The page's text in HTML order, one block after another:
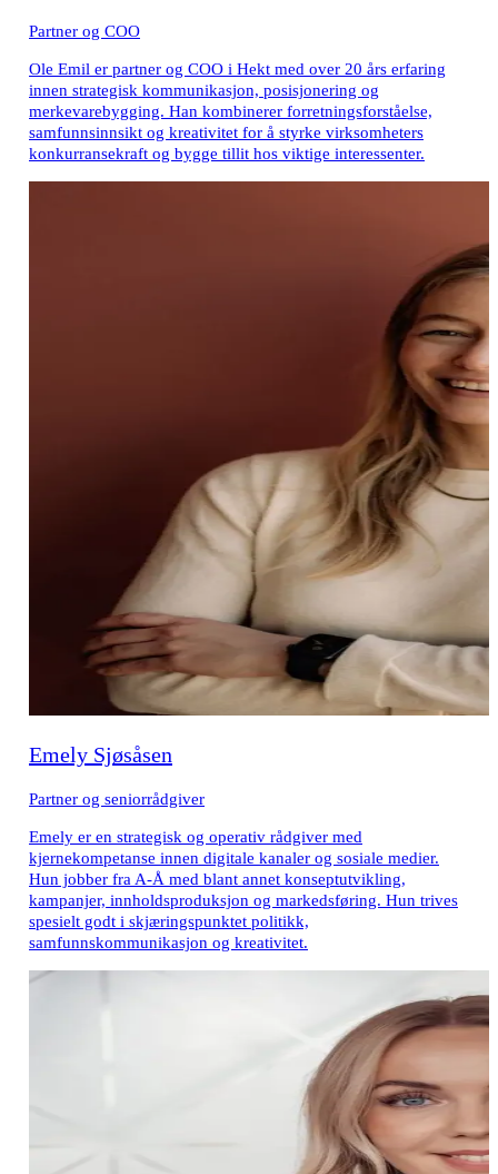
Partner og COO
Ole Emil er partner og COO i Hekt med over 20 års erfaring
innen strategisk kommunikasjon, posisjonering og
merkevarebygging. Han kombinerer forretningsforståelse,
samfunnsinnsikt og kreativitet for å styrke virksomheters
konkurransekraft og bygge tillit hos viktige interessenter.
Emely Sjøsåsen
Partner og seniorrådgiver
Emely er en strategisk og operativ rådgiver med
kjernekompetanse innen digitale kanaler og sosiale medier.
Hun jobber fra A-Å med blant annet konseptutvikling,
kampanjer, innholdsproduksjon og markedsføring. Hun trives
spesielt godt i skjæringspunktet politikk,
samfunnskommunikasjon og kreativitet.